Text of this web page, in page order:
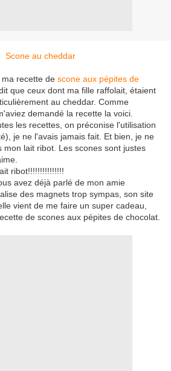
recette de scone aux pépites de
que ceux dont ma fille raffolait, étaient
au cheddar. Comme
demandé la recette la voici.
les recettes, on préconise l'utilisation
je ne l'avais jamais fait. Et bien, je ne
mon lait ribot. Les scones sont justes
ribot!!!!!!!!!!!!!!!
avez déjà parlé de mon amie
des magnets trop sympas, son site
vient de me faire un super cadeau,
de scones aux pépites de chocolat.